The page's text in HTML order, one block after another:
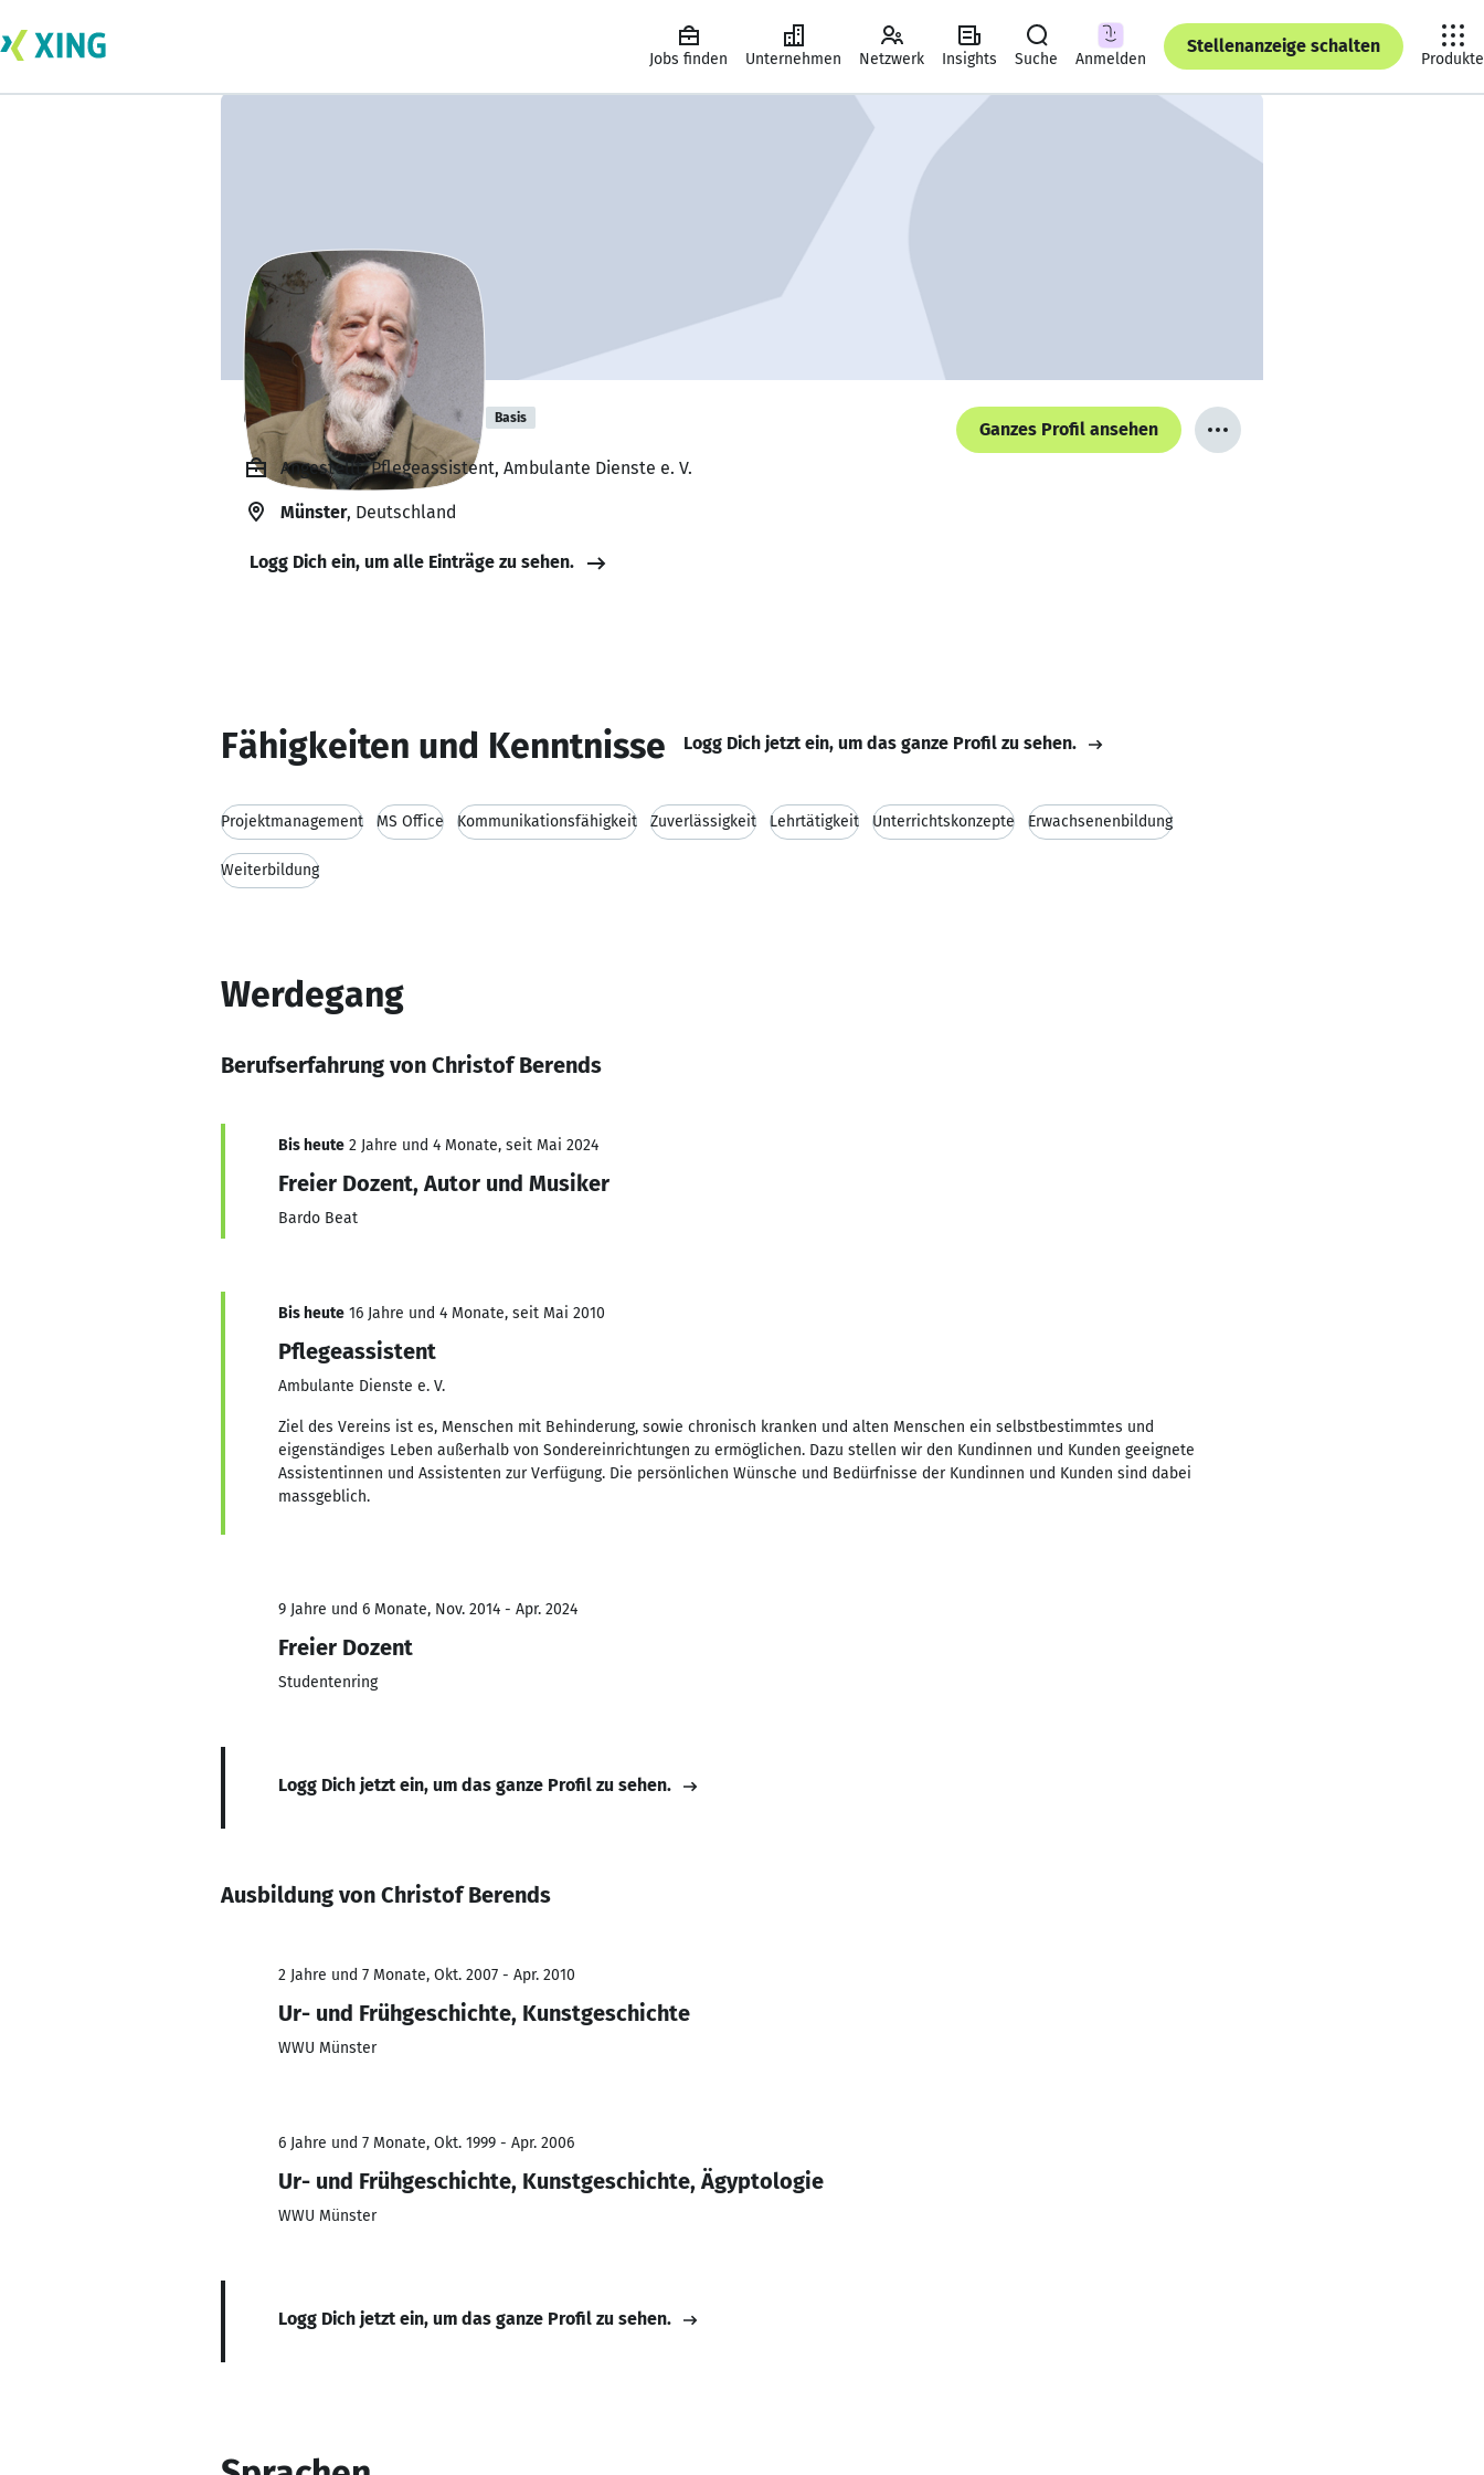
Jobs finden Unternehmen Netzwerk Insights Suche Anmelden
Stellenanzeige schalten
Produkte
Christof Berends Basis
Ganzes Profil ansehen
Angestellt, Pflegeassistent, Ambulante Dienste e. V.
Münster, Deutschland
Logg Dich ein, um alle Einträge zu sehen.
Fähigkeiten und Kenntnisse Logg Dich jetzt ein, um das ganze Profil zu sehen.
Projektmanagement MS Office Kommunikationsfähigkeit Zuverlässigkeit Lehrtätigkeit Unterrichtskonzepte Erwachsenenbildung
Weiterbildung
Werdegang
Berufserfahrung von Christof Berends
Bis heute 2 Jahre und 4 Monate, seit Mai 2024
Freier Dozent, Autor und Musiker
Bardo Beat
Bis heute 16 Jahre und 4 Monate, seit Mai 2010
Pflegeassistent
Ambulante Dienste e. V.
Ziel des Vereins ist es, Menschen mit Behinderung, sowie chronisch kranken und alten Menschen ein selbstbestimmtes und
eigenständiges Leben außerhalb von Sondereinrichtungen zu ermöglichen. Dazu stellen wir den Kundinnen und Kunden geeignete
Assistentinnen und Assistenten zur Verfügung. Die persönlichen Wünsche und Bedürfnisse der Kundinnen und Kunden sind dabei
massgeblich.
9 Jahre und 6 Monate, Nov. 2014 - Apr. 2024
Freier Dozent
Studentenring
Logg Dich jetzt ein, um das ganze Profil zu sehen.
Ausbildung von Christof Berends
2 Jahre und 7 Monate, Okt. 2007 - Apr. 2010
Ur- und Frühgeschichte, Kunstgeschichte
WWU Münster
6 Jahre und 7 Monate, Okt. 1999 - Apr. 2006
Ur- und Frühgeschichte, Kunstgeschichte, Ägyptologie
WWU Münster
Logg Dich jetzt ein, um das ganze Profil zu sehen.